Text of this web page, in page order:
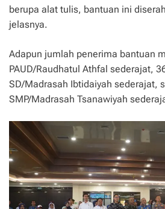
berupa alat tulis, bantuan ini
jelasnya.
Adapun jumlah penerima bantuan
PAUD/Raudhatul Athfal sederajat,
SD/Madrasah Ibtidaiyah sederajat,
SMP/Madrasah Tsanawiyah